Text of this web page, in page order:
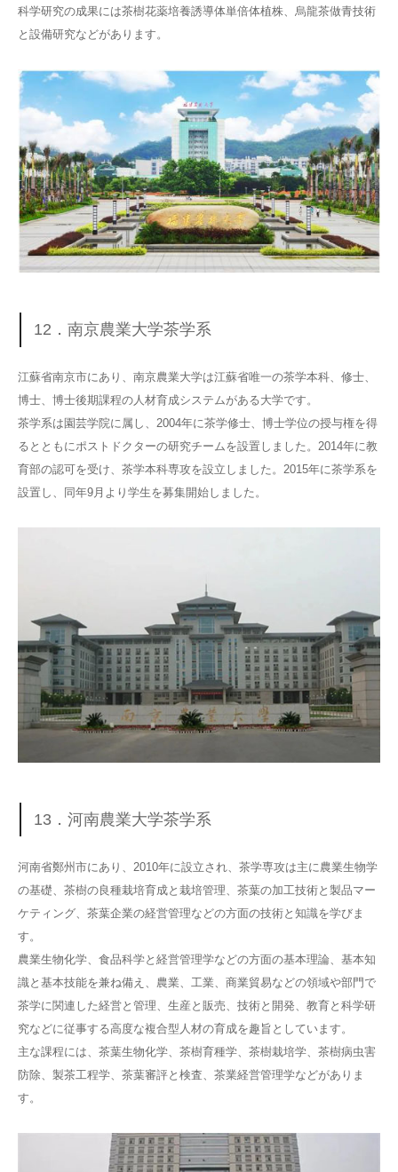
科学研究の成果には茶樹花薬培養誘導体単倍体植株、烏龍茶做青技術
と設備研究などがあります。
12．南京農業大学茶学系
江蘇省南京市にあり、南京農業大学は江蘇省唯一の茶学本科、修士、
博士、博士後期課程の人材育成システムがある大学です。
茶学系は園芸学院に属し、2004年に茶学修士、博士学位の授与権を得
るとともにポストドクターの研究チームを設置しました。2014年に教
育部の認可を受け、茶学本科専攻を設立しました。2015年に茶学系を
設置し、同年9月より学生を募集開始しました。
13．河南農業大学茶学系
河南省鄭州市にあり、2010年に設立され、茶学専攻は主に農業生物学
の基礎、茶樹の良種栽培育成と栽培管理、茶葉の加工技術と製品マー
ケティング、茶葉企業の経営管理などの方面の技術と知識を学びま
す。
農業生物化学、食品科学と経営管理学などの方面の基本理論、基本知
識と基本技能を兼ね備え、農業、工業、商業貿易などの領域や部門で
茶学に関連した経営と管理、生産と販売、技術と開発、教育と科学研
究などに従事する高度な複合型人材の育成を趣旨としています。
主な課程には、茶葉生物化学、茶樹育種学、茶樹栽培学、茶樹病虫害
防除、製茶工程学、茶葉審評と検査、茶業経営管理学などがありま
す。